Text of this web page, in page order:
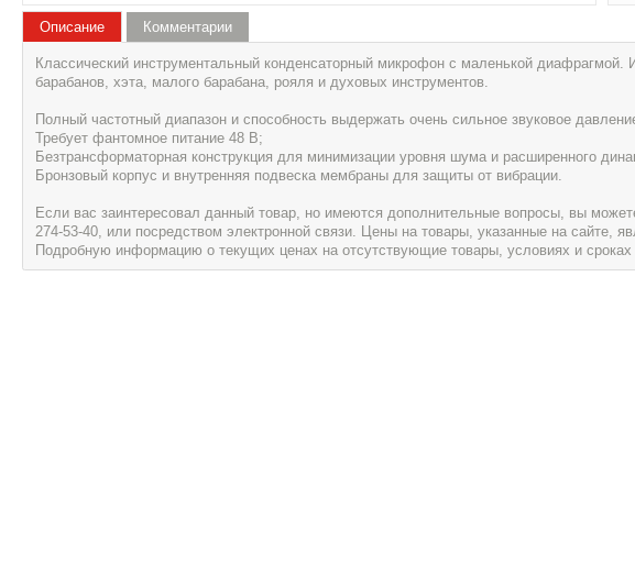
Описание
Классический инструментальный конденсаторный микрофон с маленькой диафрагмой.
барабанов, хэта, малого барабана, рояля и духовых инструментов.
Полный частотный диапазон и способность выдержать очень сильное звуковое
Требует фантомное питание 48 В;
Безтрансформаторная конструкция для минимизации уровня шума и расширенного
Бронзовый корпус и внутренняя подвеска мембраны для защиты от вибрации.
Если вас заинтересовал данный товар, но имеются дополнительные вопросы, вы
274-53-40, или посредством электронной связи. Цены на товары, указанные на сайте,
Подробную информацию о текущих ценах на отсутствующие товары, условиях и сроках
Комментарии